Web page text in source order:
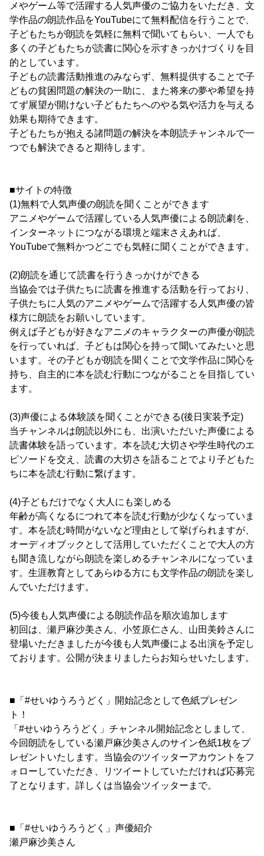
メやゲーム等で活躍する人気声優のご協力をいただき、文
学作品の朗読作品をYouTubeにて無料配信を行うことで、
子どもたちが朗読を気軽に無料で聞いてもらい、一人でも
多くの子どもたちが読書に関心を示すきっかけづくりを目
的としています。
子どもの読書活動推進のみならず、無料提供することで子
どもの貧困問題の解決の一助に、また将来の夢や希望を持
てず展望が開けない子どもたちへのやる気や活力を与える
効果も期待できます。
子どもたちが抱える諸問題の解決を本朗読チャンネルで一
つでも解決できると期待します。
■サイトの特徴
(1)無料で人気声優の朗読を聞くことができます
アニメやゲームで活躍している人気声優による朗読劇を、
インターネットにつながる環境と端末さえあれば、
YouTubeで無料かつどこでも気軽に聞くことができます。
(2)朗読を通じて読書を行うきっかけができる
当協会では子供たちに読書を推進する活動を行っており、
子供たちに人気のアニメやゲームで活躍する人気声優の皆
様方に朗読をお願いしています。
例えば子どもが好きなアニメのキャラクターの声優が朗読
を行っていれば、子どもは関心を持って聞いてみたいと思
います。その子どもが朗読を聞くことで文学作品に関心を
持ち、自主的に本を読む行動につながることを目指してい
ます。
(3)声優による体験談を聞くことができる(後日実装予定)
当チャンネルは朗読以外にも、出演いただいた声優による
読書体験を語っています。本を読む大切さや学生時代のエ
ピソードを交え、読書の大切さを語ることでより子どもた
ちに本を読む行動に繋げます。
(4)子どもだけでなく大人にも楽しめる
年齢が高くなるにつれて本を読む行動が少なくなっていま
す。本を読む時間がないなど理由として挙げられますが、
オーディオブックとして活用していただくことで大人の方
も聞き流しながら朗読を楽しめるチャンネルになっていま
す。生涯教育としてあらゆる方にも文学作品の朗読を楽し
んでいただけます。
(5)今後も人気声優による朗読作品を順次追加します
初回は、瀬戸麻沙美さん、小笠原仁さん、山田美鈴さんに
登場いただきましたが今後も人気声優による出演を予定し
ております。公開が決まりましたらお知らせいたします。
■「#せいゆうろうどく」開始記念として色紙プレゼン
ト！
「#せいゆうろうどく」チャンネル開始記念としまして、
今回朗読をしている瀬戸麻沙美さんのサイン色紙1枚をプ
レゼントいたします。当協会のツイッターアカウントをフ
ォローしていただき、リツイートしていただければ応募完
了となります。詳しくは当協会ツイッターまで。
■「#せいゆうろうどく」声優紹介
瀬戸麻沙美さん